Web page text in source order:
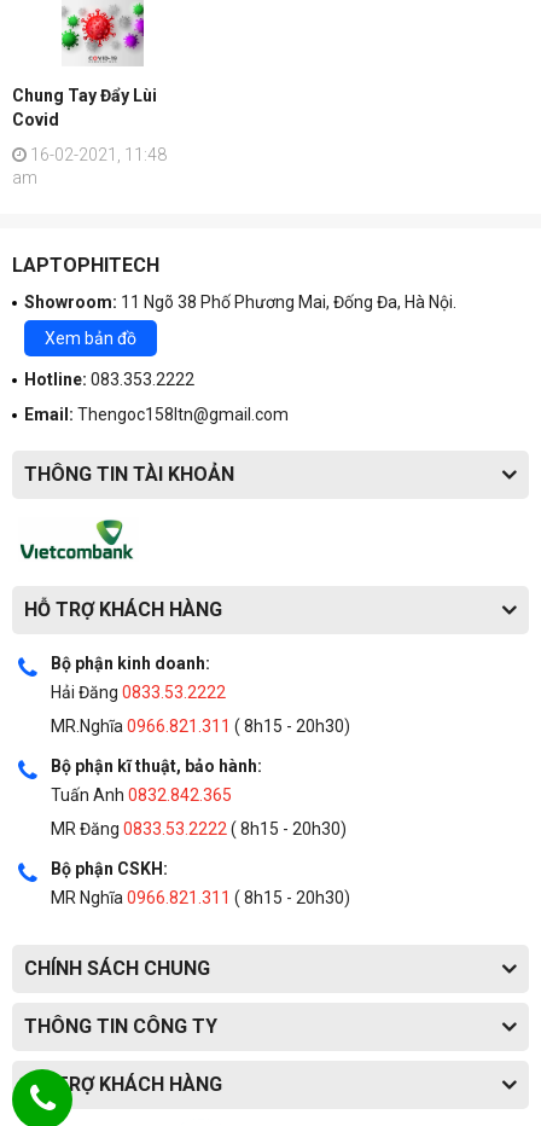
Chung Tay Đẩy Lùi
Covid
16-02-2021, 11:48
am
LAPTOPHITECH
Showroom: 11 Ngõ 38 Phố Phương Mai, Đống Đa, Hà Nội.
Xem bản đồ
Hotline: 083.353.2222
Email: Thengoc158ltn@gmail.com
THÔNG TIN TÀI KHOẢN
HỖ TRỢ KHÁCH HÀNG
Bộ phận kinh doanh:
Hải Đăng 0833.53.2222
MR.Nghĩa 0966.821.311 ( 8h15 - 20h30)
Bộ phận kĩ thuật, bảo hành:
Tuấn Anh 0832.842.365
MR Đăng 0833.53.2222 ( 8h15 - 20h30)
Bộ phận CSKH:
MR Nghĩa 0966.821.311 ( 8h15 - 20h30)
CHÍNH SÁCH CHUNG
THÔNG TIN CÔNG TY
HỖ TRỢ KHÁCH HÀNG